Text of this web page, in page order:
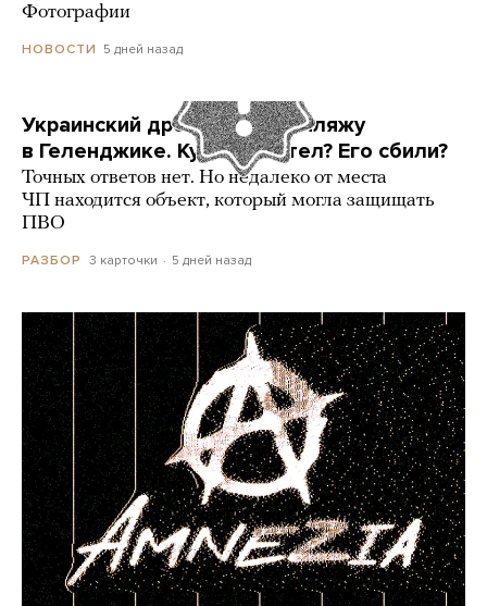
Фотографии
НОВОСТИ 5 дней назад
Украинский дрон попал по пляжу
в Геленджике. Куда он летел? Его сбили?
Точных ответов нет. Но недалеко от места
ЧП находится объект, который могла защищать
ПВО
РАЗБОР 3 карточки 5 дней назад